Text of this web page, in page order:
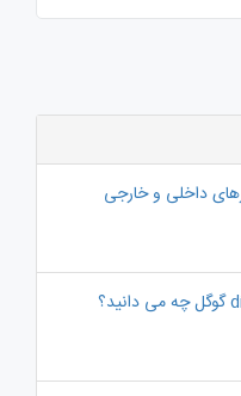
داخلی و خارجی